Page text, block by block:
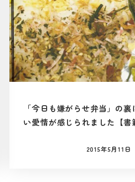
「今日も嫌がらせ弁当」の
い愛情が感じられました【書
投稿日
2015年5月11日